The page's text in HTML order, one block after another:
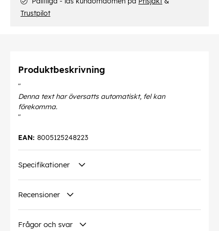
Trustpilot
Produktbeskrivning
"
Denna text har översatts automatiskt, fel kan
förekomma.
"
8005125248223
EAN:
Specifikationer
Recensioner
Frågor och svar